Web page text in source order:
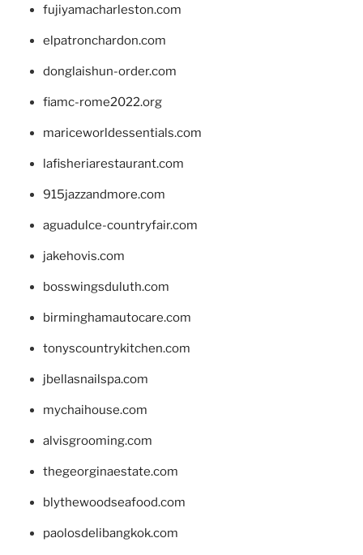
fujiyamacharleston.com
elpatronchardon.com
donglaishun-order.com
fiamc-rome2022.org
mariceworldessentials.com
lafisheriarestaurant.com
915jazzandmore.com
aguadulce-countryfair.com
jakehovis.com
bosswingsduluth.com
birminghamautocare.com
tonyscountrykitchen.com
jbellasnailspa.com
mychaihouse.com
alvisgrooming.com
thegeorginaestate.com
blythewoodseafood.com
paolosdelibangkok.com